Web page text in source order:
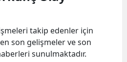
takip edenler için
son gelişmeler ve son
sunulmaktadır.